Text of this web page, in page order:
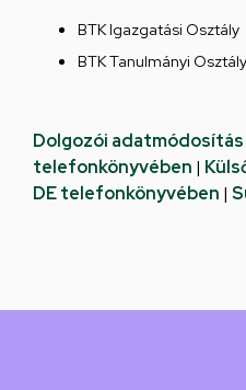
BTK Igazgatási Osztály
BTK Tanulmányi Osztály
Dolgozói adatmódosítás
telefonkönyvében |
DE telefonkönyvében |